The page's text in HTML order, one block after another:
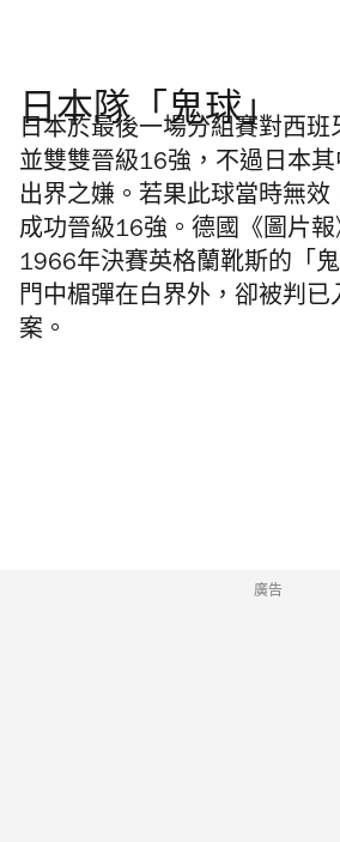
日本隊「鬼球」
日本於最後一場分組賽對西
並雙雙晉級16強，不過日本
出界之嫌。若果此球當時無效
成功晉級16強。德國《圖片
1966年決賽英格蘭靴斯的「
門中楣彈在白界外，卻被判已
案。
廣告